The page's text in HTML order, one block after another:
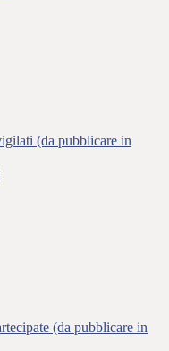
(da pubblicare in
(da pubblicare in